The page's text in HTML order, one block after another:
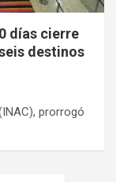
días cierre
destinos
prorrogó